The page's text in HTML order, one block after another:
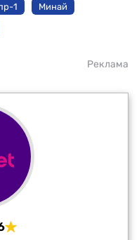
1 Минай
Реклама